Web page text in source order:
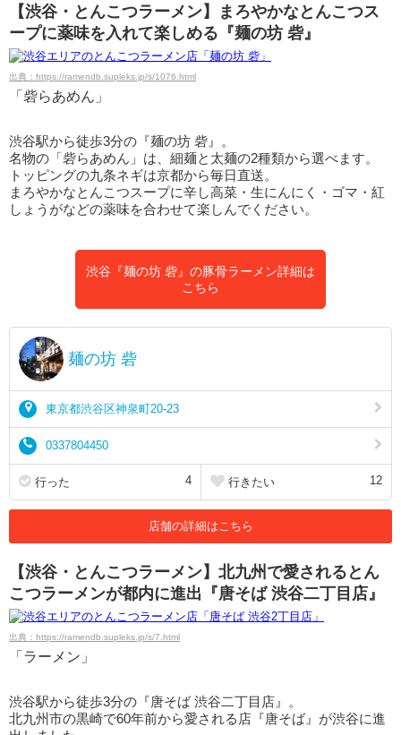
【渋谷・とんこつラーメン】まろやかなとんこつス
ープに薬味を入れて楽しめる『麺の坊 砦』
出典：https://ramendb.supleks.jp/s/1076.html
「砦らあめん」
渋谷駅から徒歩3分の『麺の坊 砦』。
名物の「砦らあめん」は、細麺と太麺の2種類から選べます。
トッピングの九条ネギは京都から毎日直送。
まろやかなとんこつスープに辛し高菜・生にんにく・ゴマ・紅
しょうがなどの薬味を合わせて楽しんでください。
渋谷『麺の坊 砦』の豚骨ラーメン詳細は
こちら
麺の坊 砦
東京都渋谷区神泉町20-23
0337804450
行った 4 行きたい 12
店舗の詳細はこちら
【渋谷・とんこつラーメン】北九州で愛されるとん
こつラーメンが都内に進出『唐そば 渋谷二丁目店』
出典：https://ramendb.supleks.jp/s/7.html
「ラーメン」
渋谷駅から徒歩3分の『唐そば 渋谷二丁目店』。
北九州市の黒崎で60年前から愛される店『唐そば』が渋谷に進